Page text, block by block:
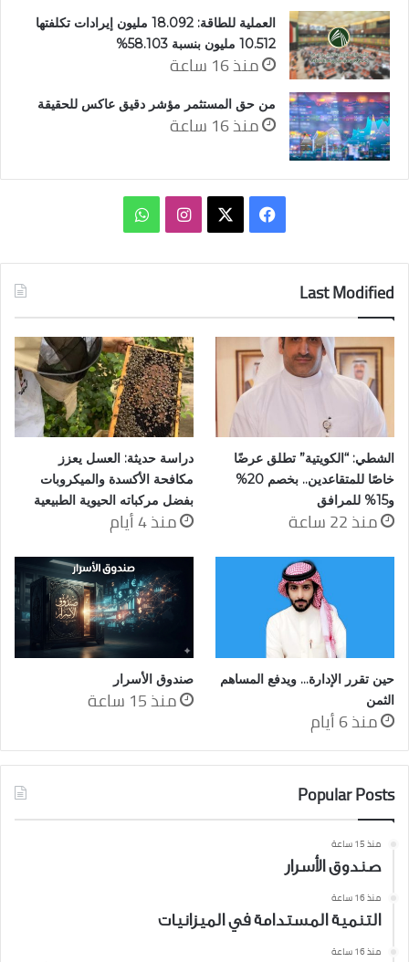
العملية للطاقة: 18.092 مليون إيرادات تكلفتها
10.512 مليون بنسبة 58.103%
منذ 16 ساعة
من حق المستثمر مؤشر دقيق عاكس للحقيقة
منذ 16 ساعة
فيسبوك انستقرامواتساب
Last Modified
الشطي: “الكويتية” تطلق عرضًا
خاصًا للمتقاعدين.. بخصم 20%
و15% للمرافق
منذ 22 ساعة
دراسة حديثة: العسل يعزز
مكافحة الأكسدة والميكروبات
بفضل مركباته الحيوية الطبيعية
منذ 4 أيام
حين تقرر الإدارة… ويدفع المساهم
الثمن
منذ 6 أيام
صندوق الأسرار
منذ 15 ساعة
Popular Posts
منذ 15 ساعة
صندوق الأسرار
منذ 16 ساعة
التنمية المستدامة في الميزانيات
منذ 16 ساعة